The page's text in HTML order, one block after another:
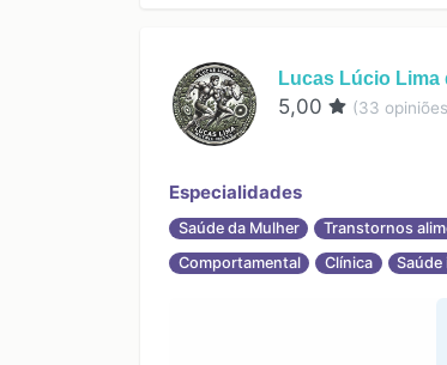
Lucas Lúcio Lima
5,00 (33
Especialidades
Saúde da Mulher Transtornos
Comportamental
Clínica